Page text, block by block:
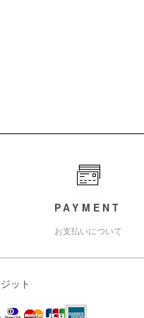
PAYMENT
お支払いについて
ット